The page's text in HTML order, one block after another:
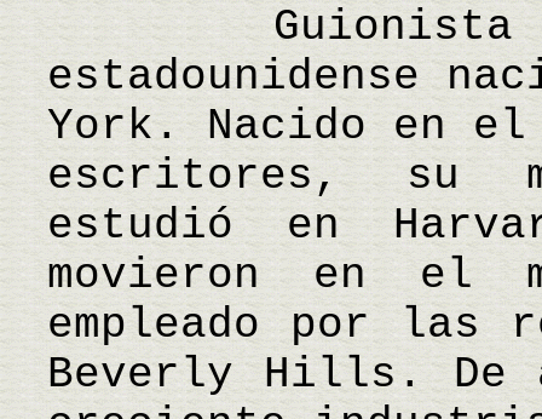
Guionista y
estadounidense
York. Nacido en
escritores, su
estudió en
movieron en el
empleado por las
Beverly Hills. De